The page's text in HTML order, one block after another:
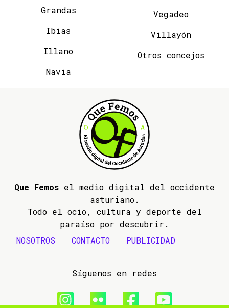
Grandas
Ibias
Illano
Navia
Vegadeo
Villayón
Otros concejos
Que Femos el medio digital del occidente
asturiano.
Todo el ocio, cultura y deporte del
paraíso por descubrir.
NOSOTROS
CONTACTO PUBLICIDAD
Síguenos en redes